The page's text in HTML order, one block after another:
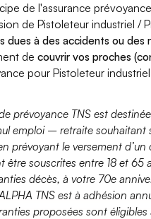
de l'assurance
de Pistoleteur industriel /
dues à des accidents ou des
decouvrir vos proches
pour Pistoleteur
prévoyance TNS est
emploi – retraite souhaitant
prévoyant le versement
être souscrites entre 18 et 65
décès, à votre 70e
TNS est à adhésion
proposées sont éligibles